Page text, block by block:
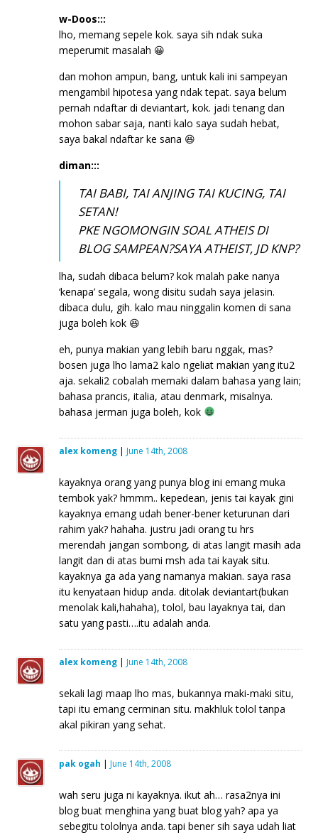
w-Doos:::
lho, memang sepele kok. saya sih ndak suka
meperumit masalah 😀
dan mohon ampun, bang, untuk kali ini sampeyan
mengambil hipotesa yang ndak tepat. saya belum
pernah ndaftar di deviantart, kok. jadi tenang dan
mohon sabar saja, nanti kalo saya sudah hebat,
saya bakal ndaftar ke sana 😆
diman:::
TAI BABI, TAI ANJING TAI KUCING, TAI
SETAN!
PKE NGOMONGIN SOAL ATHEIS DI
BLOG SAMPEAN?SAYA ATHEIST, JD KNP?
lha, sudah dibaca belum? kok malah pake nanya
‘kenapa’ segala, wong disitu sudah saya jelasin.
dibaca dulu, gih. kalo mau ninggalin komen di sana
juga boleh kok 😆
eh, punya makian yang lebih baru nggak, mas?
bosen juga lho lama2 kalo ngeliat makian yang itu2
aja. sekali2 cobalah memaki dalam bahasa yang lain;
bahasa prancis, italia, atau denmark, misalnya.
bahasa jerman juga boleh, kok
alex komeng| June 14th, 2008
kayaknya orang yang punya blog ini emang muka
tembok yak? hmmm.. kepedean, jenis tai kayak gini
kayaknya emang udah bener-bener keturunan dari
rahim yak? hahaha. justru jadi orang tu hrs
merendah jangan sombong, di atas langit masih ada
langit dan di atas bumi msh ada tai kayak situ.
kayaknya ga ada yang namanya makian. saya rasa
itu kenyataan hidup anda. ditolak deviantart(bukan
menolak kali,hahaha), tolol, bau layaknya tai, dan
satu yang pasti….itu adalah anda.
alex komeng| June 14th, 2008
sekali lagi maap lho mas, bukannya maki-maki situ,
tapi itu emang cerminan situ. makhluk tolol tanpa
akal pikiran yang sehat.
pak ogah | June 14th, 2008
wah seru juga ni kayaknya. ikut ah… rasa2nya ini
blog buat menghina yang buat blog yah? apa ya
sebegitu tololnya anda. tapi bener sih saya udah liat